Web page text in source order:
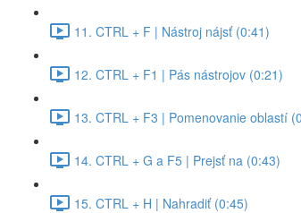
11. CTRL + F | Nástroj nájsť (0:41)
12. CTRL + F1 | Pás nástrojov (0:21)
13. CTRL + F3 | Pomenovanie oblastí
14. CTRL + G a F5 | Prejsť na (0:43)
15. CTRL + H | Nahradiť (0:45)